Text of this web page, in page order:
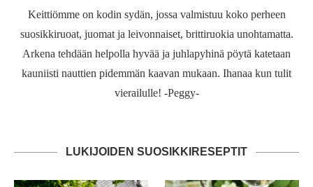
Keittiömme on kodin sydän, jossa valmistuu koko perheen
suosikkiruoat, juomat ja leivonnaiset, brittiruokia unohtamatta.
Arkena tehdään helpolla hyvää ja juhlapyhinä pöytä katetaan
kauniisti nauttien pidemmän kaavan mukaan. Ihanaa kun tulit
vierailulle! -Peggy-
LUKIJOIDEN SUOSIKKIRESEPTIT